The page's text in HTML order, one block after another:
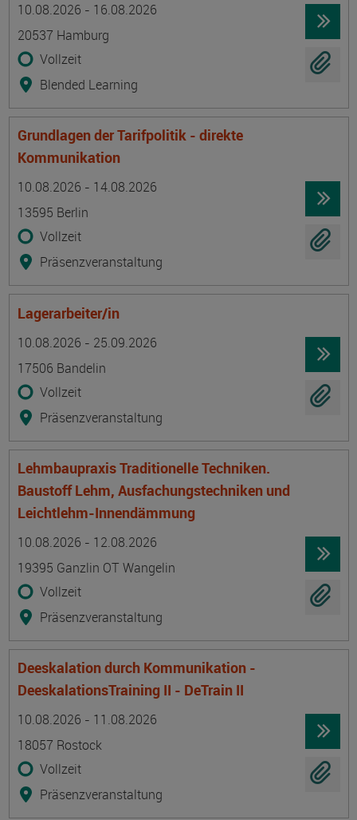
10.08.2026 - 16.08.2026
20537 Hamburg
Vollzeit
Blended Learning
Grundlagen der Tarifpolitik - direkte
Kommunikation
10.08.2026 - 14.08.2026
13595 Berlin
Vollzeit
Präsenzveranstaltung
Lagerarbeiter/in
10.08.2026 - 25.09.2026
17506 Bandelin
Vollzeit
Präsenzveranstaltung
Lehmbaupraxis Traditionelle Techniken.
Baustoff Lehm, Ausfachungstechniken und
Leichtlehm-Innendämmung
10.08.2026 - 12.08.2026
19395 Ganzlin OT Wangelin
Vollzeit
Präsenzveranstaltung
Deeskalation durch Kommunikation -
DeeskalationsTraining II - DeTrain II
10.08.2026 - 11.08.2026
18057 Rostock
Vollzeit
Präsenzveranstaltung